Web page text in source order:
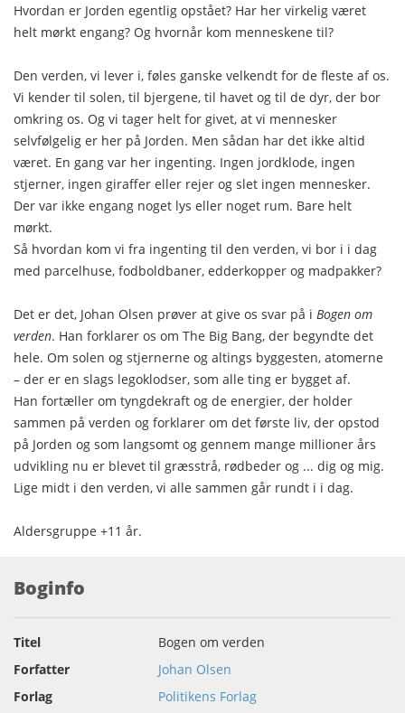
Hvordan er Jorden egentlig opstået? Har her virkelig været
helt mørkt engang? Og hvornår kom menneskene til?
Den verden, vi lever i, føles ganske velkendt for de fleste af os.
Vi kender til solen, til bjergene, til havet og til de dyr, der bor
omkring os. Og vi tager helt for givet, at vi mennesker
selvfølgelig er her på Jorden. Men sådan har det ikke altid
været. En gang var her ingenting. Ingen jordklode, ingen
stjerner, ingen giraffer eller rejer og slet ingen mennesker.
Der var ikke engang noget lys eller noget rum. Bare helt
mørkt.
Så hvordan kom vi fra ingenting til den verden, vi bor i i dag
med parcelhuse, fodboldbaner, edderkopper og madpakker?
Det er det, Johan Olsen prøver at give os svar på i Bogen om
verden. Han forklarer os om The Big Bang, der begyndte det
hele. Om solen og stjernerne og altings byggesten, atomerne
– der er en slags legoklodser, som alle ting er bygget af.
Han fortæller om tyngdekraft og de energier, der holder
sammen på verden og forklarer om det første liv, der opstod
på Jorden og som langsomt og gennem mange millioner års
udvikling nu er blevet til græsstrå, rødbeder og ... dig og mig.
Lige midt i den verden, vi alle sammen går rundt i i dag.
Aldersgruppe +11 år.
Boginfo
Titel
Bogen om verden
Forfatter
Johan Olsen
Forlag
Politikens Forlag